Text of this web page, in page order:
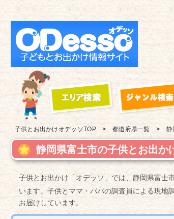
子供とお出かけ オデッソTOP 都道府県一覧 静
静岡県富士市の子供とお出か
子供とお出かけ「オデッソ」では、静岡県富士
います。子供とママ・パパの調査員による現地
お届けしています。